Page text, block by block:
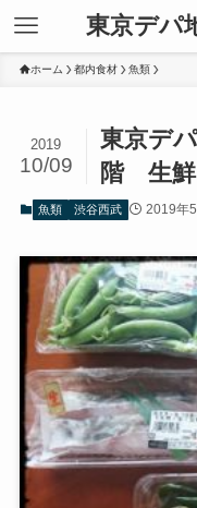
東京デパ
ホーム 都内食材 魚類
東京デ
階 生鮮
2019
10/09
魚類 渋谷西武 2019年